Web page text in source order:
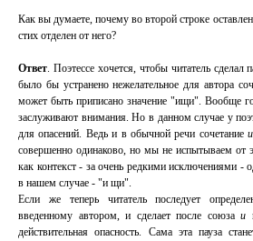
Как вы думаете, почему во второй строке
стих отделен от него?
Ответ. Поэтессе хочется, чтобы читатель сделал
было бы устранено нежелательное для автора
может быть приписано значение "ищи". Вообще
заслуживают внимания. Но в данном случае у
для опасений. Ведь и в обычной речи сочетание
совершенно одинаково, но мы не испытываем от
как контекст - за очень редкими исключениями -
в нашем случае - "и щи".
Если же теперь читатель последует
введенному автором, и сделает после союзаи
действительная опасность. Сама эта пауза